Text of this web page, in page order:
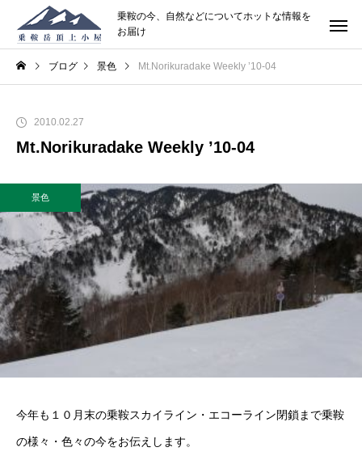
乗鞍の今、自然などについてホットな情報を
お届け
ブログ 景色 Mt.Norikuradake Weekly ’10-04
2010.02.27
Mt.Norikuradake Weekly ’10-04
景色
今年も１０月末の乗鞍スカイライン・エコーライン閉鎖まで乗鞍
の様々・色々の今をお伝えします。